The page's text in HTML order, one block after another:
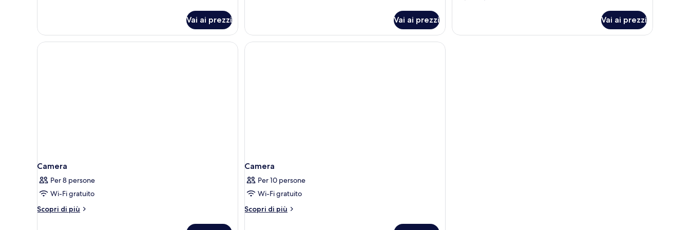
Vai ai prezzi Vai ai prezzi Vai ai prezzi
Camera
Per 8 persone
Wi-Fi gratuito
Scopri di più
Altri
Camera
Per 10 persone
Wi-Fi gratuito
Scopri di più
Altri